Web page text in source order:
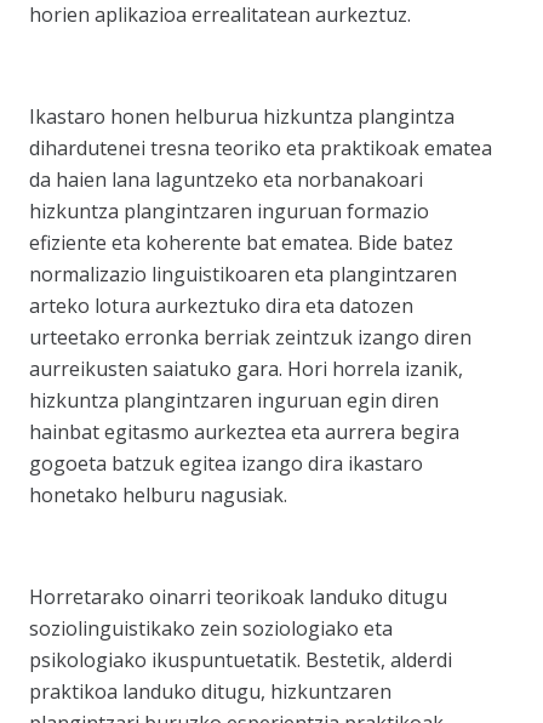
horien aplikazioa errealitatean aurkeztuz.
Ikastaro honen helburua hizkuntza plangintza
dihardutenei tresna teoriko eta praktikoak ematea
da haien lana laguntzeko eta norbanakoari
hizkuntza plangintzaren inguruan formazio
efiziente eta koherente bat ematea. Bide batez
normalizazio linguistikoaren eta plangintzaren
arteko lotura aurkeztuko dira eta datozen
urteetako erronka berriak zeintzuk izango diren
aurreikusten saiatuko gara. Hori horrela izanik,
hizkuntza plangintzaren inguruan egin diren
hainbat egitasmo aurkeztea eta aurrera begira
gogoeta batzuk egitea izango dira ikastaro
honetako helburu nagusiak.
Horretarako oinarri teorikoak landuko ditugu
soziolinguistikako zein soziologiako eta
psikologiako ikuspuntuetatik. Bestetik, alderdi
praktikoa landuko ditugu, hizkuntzaren